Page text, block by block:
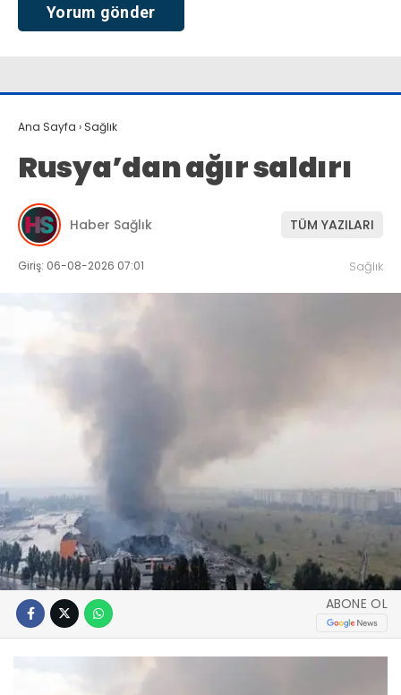
Ana Sayfa › Sağlık
Rusya’dan ağır saldırı
Haber Sağlık TÜM YAZILARI
Giriş: 06-08-2026 07:01 Sağlık
ABONE OL